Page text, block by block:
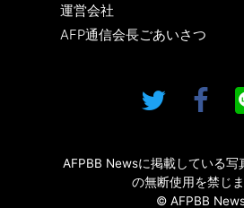
運営会社
AFP通信会長ごあいさつ
AFPBB Newsに掲載している写
の無断使用を禁じま
© AFPBB